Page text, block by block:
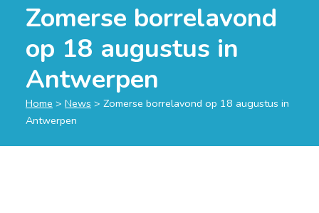
Zomerse borrelavond
op 18 augustus in
Antwerpen
Home > News > Zomerse borrelavond op 18 augustus in
Antwerpen